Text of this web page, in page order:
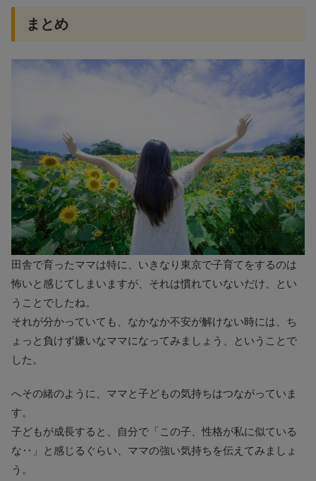
まとめ
田舎で育ったママは特に、いきなり東京で子育てをするのは
怖いと感じてしまいますが、それは慣れていないだけ、とい
うことでしたね。
それが分かっていても、なかなか不安が解けない時には、ち
ょっと負けず嫌いなママになってみましょう、ということで
した。
へその緒のように、ママと子どもの気持ちはつながっていま
す。
子どもが成長すると、自分で「この子、性格が私に似ている
な‥」と感じるぐらい、ママの強い気持ちを伝えてみましょ
う。